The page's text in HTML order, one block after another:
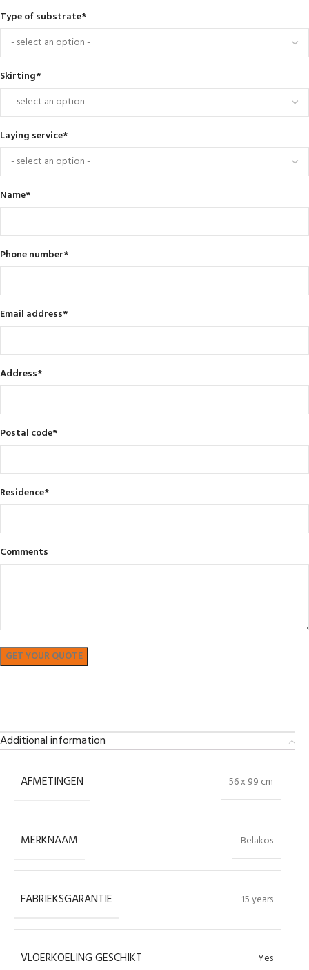
Type of substrate*
Skirting*
Laying service*
Name*
Phone number*
Email address*
Address*
Postal code*
Residence*
Comments
Additional information
AFMETINGEN 56 x 99 cm
MERKNAAM Belakos
FABRIEKSGARANTIE 15 years
VLOERKOELING GESCHIKT Yes